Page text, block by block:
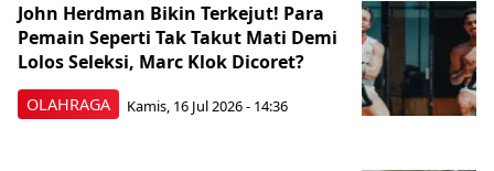
OLAHRAGA
John Herdman Bikin Terkejut! Para
Pemain Seperti Tak Takut Mati Demi
Lolos Seleksi, Marc Klok Dicoret?
Kamis, 16 Jul 2026 - 14:36